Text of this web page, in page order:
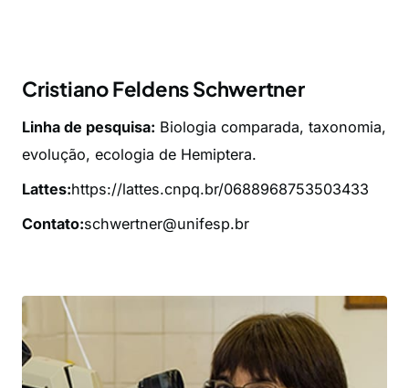
Cristiano Feldens Schwertner
Linha de pesquisa: Biologia comparada, taxonomia,
evolução, ecologia de Hemiptera.
Lattes:https://lattes.cnpq.br/0688968753503433
Contato:schwertner@unifesp.br